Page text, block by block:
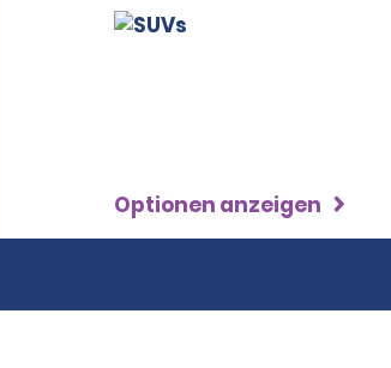
Optionen anzeigen